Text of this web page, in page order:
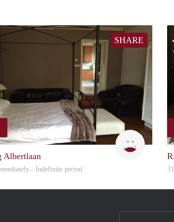
SHARE
Albertlaan
- Indefinite period